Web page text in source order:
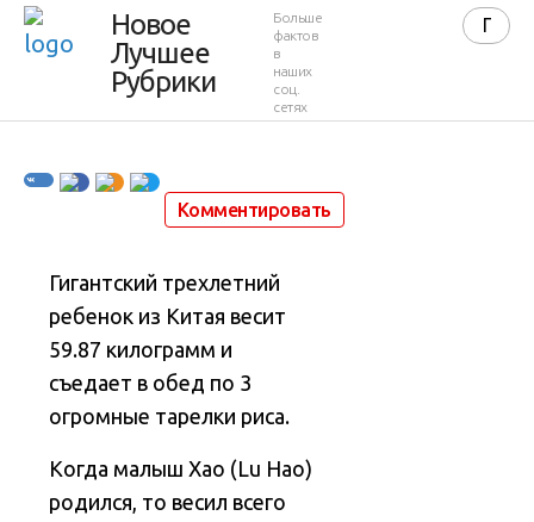
Новое
Лучшее
Рубрики
Больше
фактов
в
наших
соц.
сетях
килограмм
280
138 719
29 июня 2012 в 08:59
Комментировать
Гигантский трехлетний
ребенок из Китая весит
59.87 килограмм и
съедает в обед по 3
огромные тарелки риса.
Когда малыш Хао (Lu Hao)
родился, то весил всего